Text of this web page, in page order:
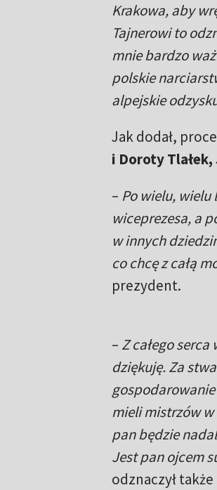
Krakowa, aby
Tajnerowi to
mnie bardzo
polskie
alpejskie
Jak dodał,
i Doroty
– Po wielu,
wiceprezesa, a
w innych
co chcę z całą
prezydent.
– Z całego
dziękuję. Za
mieli mistrzów w
pan będzie
Jest pan ojcem
odznaczył